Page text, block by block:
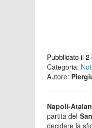
Pubblicato il
Categoria:
Autore:
Napoli-
partita del
decidere la